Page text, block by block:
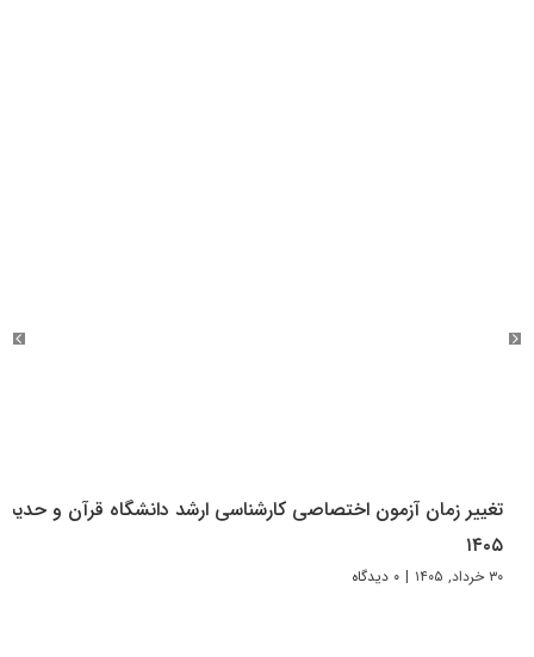
تغییر زمان آزمون اختصاصی کارشناسی ارشد دانشگاه قرآن و
۱۴۰۵
۳۰ خرداد, ۱۴۰۵ | ۰ دیدگاه